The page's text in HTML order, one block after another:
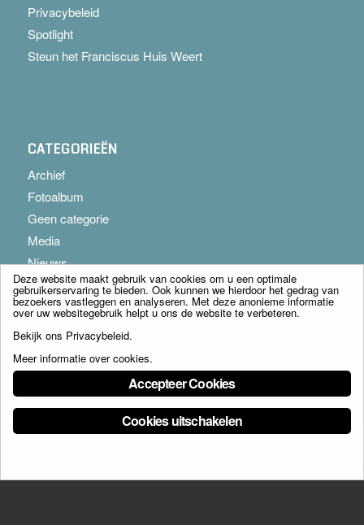
Privacybeleid
Spotlight
Steun het Franciscus Huis Weert
CATEGORIEËN
Archief
Fotoalbum
Geen categorie
Media
Nieuws
© Copyright - Franciscus Huis Weert B.V. - webdesign:
Deze website maakt gebruik van cookies om u een optimale
gebruikerservaring te bieden. Ook kunnen we hierdoor het gedrag van
bezoekers vastleggen en analyseren. Met deze anonieme informatie
over uw websitegebruik helpt u ons de website te verbeteren.
Bekijk ons Privacybeleid.
Meer informatie over cookies.
Accepteer Cookies
Cookies uitschakelen